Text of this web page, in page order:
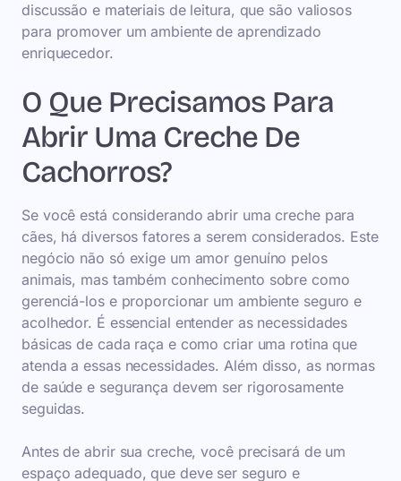
discussão e materiais de leitura, que são valiosos
para promover um ambiente de aprendizado
enriquecedor.
O Que Precisamos Para
Abrir Uma Creche De
Cachorros?
Se você está considerando abrir uma creche para
cães, há diversos fatores a serem considerados. Este
negócio não só exige um amor genuíno pelos
animais, mas também conhecimento sobre como
gerenciá-los e proporcionar um ambiente seguro e
acolhedor. É essencial entender as necessidades
básicas de cada raça e como criar uma rotina que
atenda a essas necessidades. Além disso, as normas
de saúde e segurança devem ser rigorosamente
seguidas.
Antes de abrir sua creche, você precisará de um
espaço adequado, que deve ser seguro e